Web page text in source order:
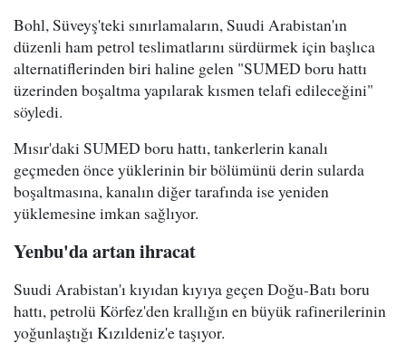
Bohl, Süveyş'teki sınırlamaların, Suudi Arabistan'ın
düzenli ham petrol teslimatlarını sürdürmek için başlıca
alternatiflerinden biri haline gelen "SUMED boru hattı
üzerinden boşaltma yapılarak kısmen telafi edileceğini"
söyledi.
Mısır'daki SUMED boru hattı, tankerlerin kanalı
geçmeden önce yüklerinin bir bölümünü derin sularda
boşaltmasına, kanalın diğer tarafında ise yeniden
yüklemesine imkan sağlıyor.
Yenbu'da artan ihracat
Suudi Arabistan'ı kıyıdan kıyıya geçen Doğu-Batı boru
hattı, petrolü Körfez'den krallığın en büyük rafinerilerinin
yoğunlaştığı Kızıldeniz'e taşıyor.